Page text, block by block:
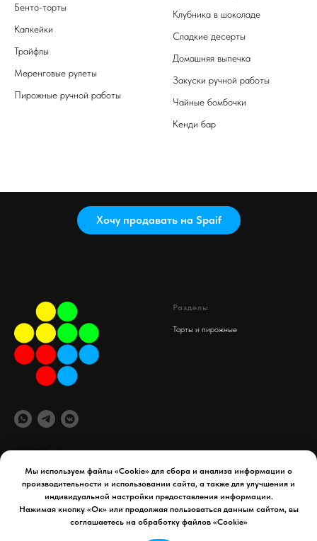
Мы используем файлы «Cookie» для сбора и анализа информации о
производительности и использовании сайта, а также для улучшения и
индивидуальной настройки предоставления информации.
Нажимая кнопку «Ок» или продолжая пользоваться данным сайтом, вы
соглашаетесь на обработку файлов «Cookie»
Бенто-торты
Капкейки
Трайфлы
Меренговые рулеты
Пирожные ручной работы
Клубника в шоколаде
Сладкие десерты
Домашняя выпечка
Закуски ручной работы
Чайные бомбочки
Кенди бар
Хочу продавать на Spaif
© 2025 Spaif
Разделы
Торты и пирожные
офис компании
maydex.store@gmail.com
Уфа, 50 лет СССР д. 34
Документы
Реквизиты компании
Политика конфиденциальности